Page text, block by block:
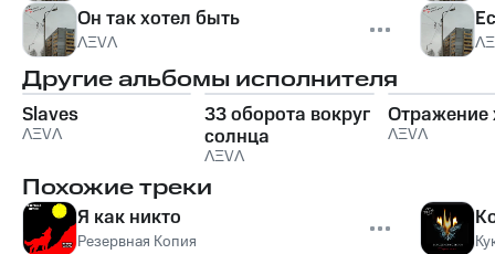
Он так хотел быть
ɅΞVɅ
Другие альбомы исполнителя
Slaves
ɅΞVɅ
33 оборота вокруг
солнца
ɅΞVɅ
Отражение
ɅΞVɅ
Похожие треки
Я как никто
Резервная Копия